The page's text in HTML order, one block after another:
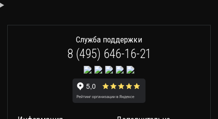
Служба поддержки
8 (495) 646-16-21